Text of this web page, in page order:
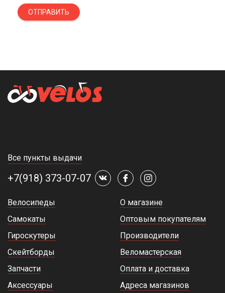
ОТПРАВИТЬ
Все пункты выдачи
+7(918) 373-07-07
Велосипеды
Самокаты
Гироскутеры
Скейтборды
Запчасти
Аксессуары
О магазине
Оптовым покупателям
Производители
Веломастерская
Оплата и доставка
Адреса магазинов